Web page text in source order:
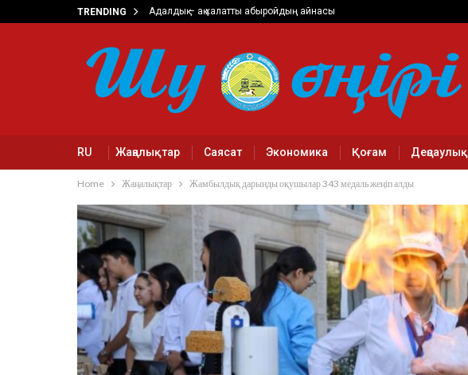
TRENDING Адалдық – ақ халатты абыройдың айнасы
RU Жаңалықтар Саясат Экономика Қоғам Деңсаулық
Home Жаңалықтар Жамбылдық дарынды оқушылар 343 медаль жеңіп алды